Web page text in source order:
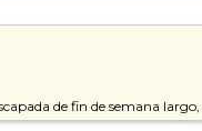
de fin de semana